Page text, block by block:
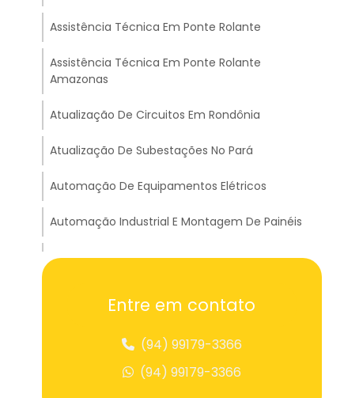
Assistência Técnica Em Ponte Rolante
Assistência Técnica Em Ponte Rolante
Amazonas
Atualização De Circuitos Em Rondônia
Atualização De Subestações No Pará
Automação De Equipamentos Elétricos
Automação Industrial E Montagem De Painéis
Balança Suspensa Para Pesagem
Balancim Travessão A Para Carga
Entre em contato
(94) 99179-3366
(94) 99179-3366